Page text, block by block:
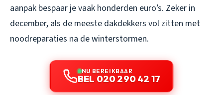
aanpak bespaar je vaak honderden euro’s. Zeker in
december, als de meeste dakdekkers vol zitten met
noodreparaties na de winterstormen.
NU BEREIKBAAR
BEL 020 290 42 17